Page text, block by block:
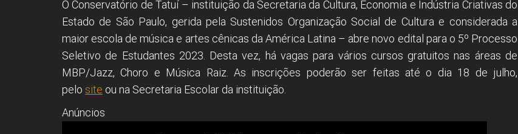
O Conservatório de Tatuí – instituição da Secretaria da Cultura, Economia e Indústria Criativas do
Estado de São Paulo, gerida pela Sustenidos Organização Social de Cultura e considerada a
maior escola de música e artes cênicas da América Latina – abre novo edital para o 5º Processo
Seletivo de Estudantes 2023. Desta vez, há vagas para vários cursos gratuitos nas áreas de
MBP/Jazz, Choro e Música Raiz. As inscrições poderão ser feitas até o dia 18 de julho,
pelo site ou na Secretaria Escolar da instituição.
Anúncios